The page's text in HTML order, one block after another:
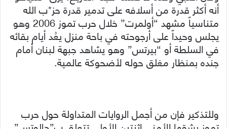
أنه أكثر قدرة من أسلافه على تدمير قدرة حز*ب الله
متناسياً مشهد “أولمرت” خلال حرب تموز 2006 وهو
يجلس وحيداً على أرجوحته في باحة منزل يعُد أيام بقائه
في السلطة أو “بيرتس” وهو يشاهد جبهة لبنان أمام
جنده بمنظار مغلق حوله لأضحوكة عالمية.
وللتذكير فإن من أجمل الروايات المتداولة حول حرب